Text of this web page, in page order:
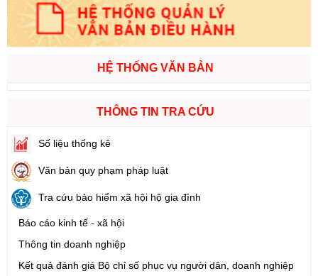
HỆ THỐNG VĂN BẢN
THÔNG TIN TRA CỨU
Số liệu thống kê
Văn bản quy phạm pháp luật
Tra cứu bảo hiểm xã hội hộ gia đình
Báo cáo kinh tế - xã hội
Thông tin doanh nghiệp
Kết quả đánh giá Bộ chỉ số phục vụ người dân, doanh nghiệp